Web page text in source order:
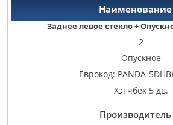
Заднее левое стекло +
2
Опускное
Еврокод: PANDA-
Хэтчбек 5 дв.